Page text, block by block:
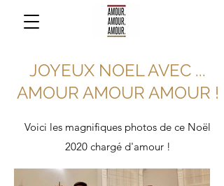
JOYEUX NOEL AVEC ...
AMOUR AMOUR AMOUR !
Voici les magnifiques photos de ce Noël
2020 chargé d'amour !